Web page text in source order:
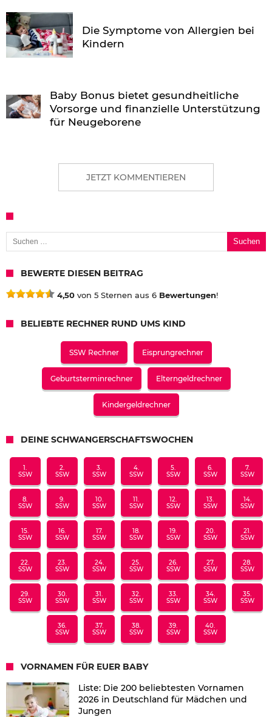
Die Symptome von Allergien bei
Kindern
Baby Bonus bietet gesundheitliche
Vorsorge und finanzielle Unterstützung
für Neugeborene
JETZT KOMMENTIEREN
Suchen nach:
BEWERTE DIESEN BEITRAG
4,50 von 5 Sternen aus 6 Bewertungen!
BELIEBTE RECHNER RUND UMS KIND
SSW Rechner Eisprungrechner
Geburtsterminrechner Elterngeldrechner
Kindergeldrechner
DEINE SCHWANGERSCHAFTSWOCHEN
1.
SSW
2.
SSW
3.
SSW
4.
SSW
5.
SSW
6.
SSW
7.
SSW
8.
SSW
9.
SSW
10.
SSW
11.
SSW
12.
SSW
13.
SSW
14.
SSW
15.
SSW
16.
SSW
17.
SSW
18.
SSW
19.
SSW
20.
SSW
21.
SSW
22.
SSW
23.
SSW
24.
SSW
25.
SSW
26.
SSW
27.
SSW
28.
SSW
29.
SSW
30.
SSW
31.
SSW
32.
SSW
33.
SSW
34.
SSW
35.
SSW
36.
SSW
37.
SSW
38.
SSW
39.
SSW
40.
SSW
VORNAMEN FÜR EUER BABY
Liste: Die 200 beliebtesten Vornamen
2026 in Deutschland für Mädchen und
Jungen